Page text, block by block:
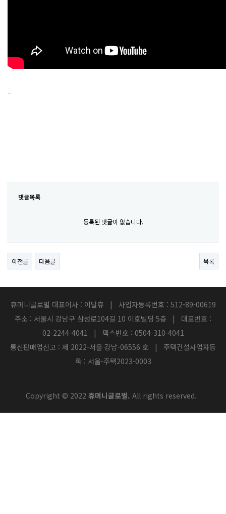
댓글목록
등록된 댓글이 없습니다.
이전글 다음글 목록
휴머니글로벌 대표이사 : 이달휴 | 사업자등록번호 : 512-89-00619
주소 : 서울시 강남구 삼성로104길 10 이호빌딩 5층 | 대표번호 :
02-2244-4041 | 팩스번호 : 0504-310-4041
통신판매업신고 : 제 2022-서울 강남-06556 호 | 주택건설사업자등
록 : 서울-주택2023-0003
Copyright © 2022 휴머니글로벌. All rights reserved.